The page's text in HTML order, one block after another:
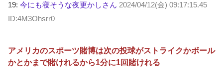
19: 今にも寝そうな夜更かしさん 2024/04/12(金) 09:17:15.45
ID:4M3Ohsrr0
アメリカのスポーツ賭博は次の投球がストライクかボール
かとかまで賭けれるから1分に1回賭けれる